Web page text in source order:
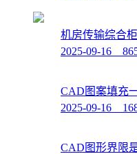
机房传输综合
2025-09-16
CAD图案填充
2025-09-16
CAD图形界限